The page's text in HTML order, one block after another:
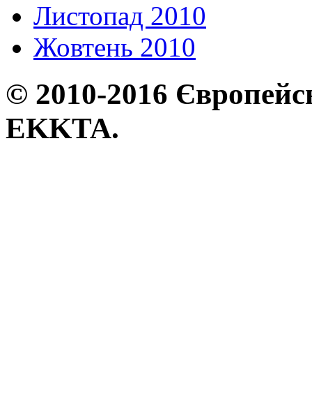
Листопад 2010
Жовтень 2010
© 2010-2016
EKKTA.